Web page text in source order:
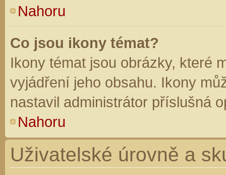
Nahoru
Co jsou ikony témat?
Ikony témat jsou obrázky, které
vyjádření jeho obsahu. Ikony
nastavil administrátor příslušná
Nahoru
Uživatelské úrovně a